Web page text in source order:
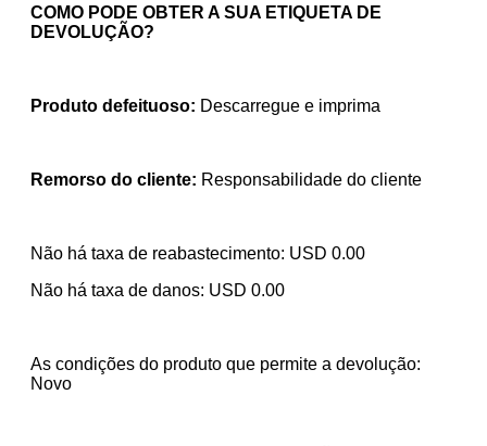
COMO PODE OBTER A SUA ETIQUETA DE
DEVOLUÇÃO?
Produto defeituoso: Descarregue e imprima
Remorso do cliente: Responsabilidade do cliente
Não há taxa de reabastecimento: USD 0.00
Não há taxa de danos: USD 0.00
As condições do produto que permite a devolução:
Novo